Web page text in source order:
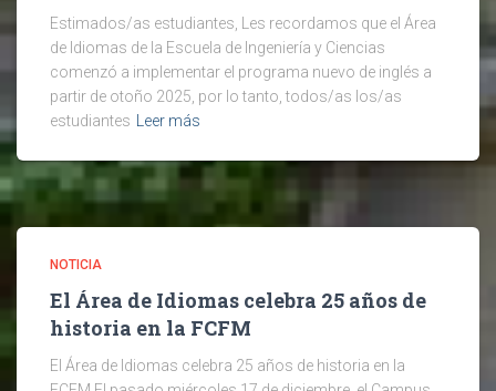
Estimados/as estudiantes, Les recordamos que el Área
de Idiomas de la Escuela de Ingeniería y Ciencias
comenzó a implementar el programa nuevo de inglés a
partir de otoño 2025, por lo tanto, todos/as los/as
estudiantes
Leer más
NOTICIA
El Área de Idiomas celebra 25 años de
historia en la FCFM
El Área de Idiomas celebra 25 años de historia en la